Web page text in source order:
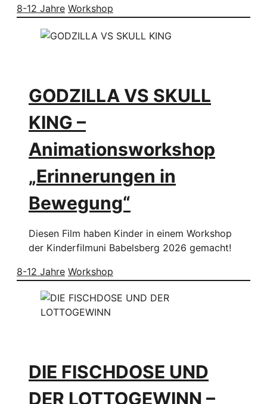
8-12 Jahre Workshop
GODZILLA VS SKULL
KING –
Animationsworkshop
„Erinnerungen in
Bewegung“
Diesen Film haben Kinder in einem Workshop
der Kinderfilmuni Babelsberg 2026 gemacht!
8-12 Jahre Workshop
DIE FISCHDOSE UND
DER LOTTOGEWINN –